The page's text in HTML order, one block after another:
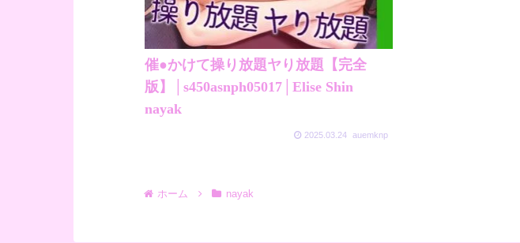
催●かけて操り放題ヤり放題【完全
版】│s450asnph05017│Elise Shin
nayak
2025.03.24 auemknp
ホーム nayak